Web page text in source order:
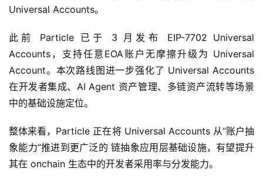
Universal Accounts。
此前 Particle 已于 3 月发布 EIP-7702 Universal
Accounts，支持任意EOA账户无摩擦升级为 Universal
Account。本次路线图进一步强化了 Universal Accounts
在开发者集成、AI Agent 资产管理、多链资产流转等场景
中的基础设施定位。
整体来看，Particle 正在将 Universal Accounts 从“账户抽
象能力”推进到更广泛的 链抽象应用层基础设施，有望提升
其在 onchain 生态中的开发者采用率与分发能力。